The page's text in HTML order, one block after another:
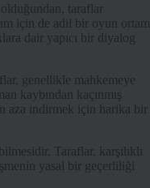
taraflar
için de adil bir oyun ortamı
dair yapıcı bir diyalog
genellikle mahkemeye
kaybından kaçınmış
aza indirmek için harika bir
Taraflar, karşılıklı
yasal bir geçerliliği